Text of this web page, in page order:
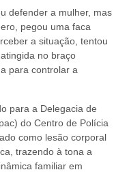
defender a mulher, mas
pegou uma faca
a situação, tentou
no braço
para controlar a
para a Delegacia de
do Centro de Polícia
como lesão corporal
trazendo à tona a
familiar em